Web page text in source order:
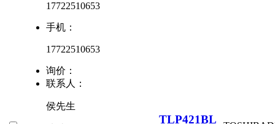
17722510653
手机：
17722510653
询价：
联系人：
侯先生
TLP421BL